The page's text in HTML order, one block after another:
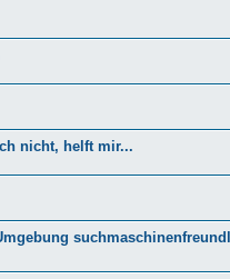
nicht, helft mir...